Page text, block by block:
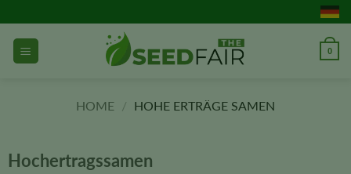
Inhalt
springen
0
HOME / HOHE ERTRÄGE SAMEN
Hochertragssamen